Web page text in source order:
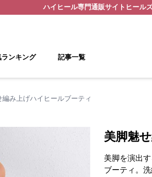
ハイヒール専門通販サイト ヒール
ランキング 記事一覧
編み上げハイヒールブーティ
美脚魅
美脚を演出
ブーティ。